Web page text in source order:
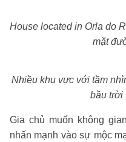
House located in Orla do
mặt
Nhiều khu vực với tầm
bầu trời
Gia chủ muốn không
nhấn mạnh vào sự mộc